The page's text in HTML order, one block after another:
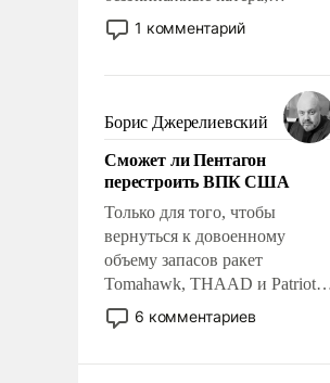
применение которых уже
стало обыденностью. Задача по
сложна и амбициозна. Однако
и ее реализация радикально
поднимет наши боевые
возможности.
1 комментарий
Борис Джерелиевский
Сможет ли Пентагон
перестроить ВПК США
Только для того, чтобы
вернуться к довоенному
объему запасов ракет
Tomahawk, THAAD и Patriot
США потребуется более трех
лет. Даже небольшая война с
6 комментариев